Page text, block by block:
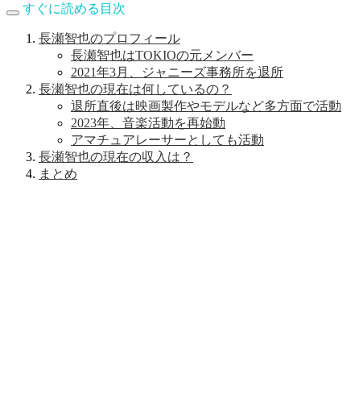
すぐに読める目次
長瀬智也のプロフィール
長瀬智也はTOKIOの元メンバー
2021年3月、ジャニーズ事務所を退所
長瀬智也の現在は何しているの？
退所直後は映画製作やモデルなど多方面で活動
2023年、音楽活動を再始動
アマチュアレーサーとしても活動
長瀬智也の現在の収入は？
まとめ